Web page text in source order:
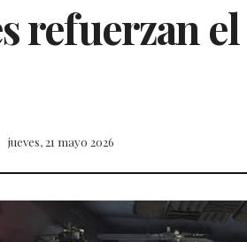
refuerzan
jueves, 21 mayo 2026